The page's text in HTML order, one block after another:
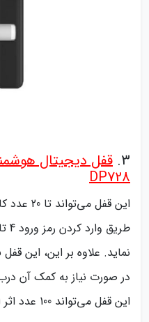
3.
DP728
این قفل
در صورت نیاز به کمک آن
این قفل می‌تواند 100 عدد اثر انگشت را شناسایی نماید.